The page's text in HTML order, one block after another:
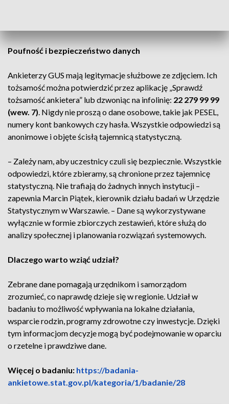
Poufność i bezpieczeństwo danych
Ankieterzy GUS mają legitymacje służbowe ze zdjęciem. Ich
tożsamość można potwierdzić przez aplikację „Sprawdź
tożsamość ankietera” lub dzwoniąc na infolinię: 22 279 99 99
(wew. 7). Nigdy nie proszą o dane osobowe, takie jak PESEL,
numery kont bankowych czy hasła. Wszystkie odpowiedzi są
anonimowe i objęte ścisłą tajemnicą statystyczną.
– Zależy nam, aby uczestnicy czuli się bezpiecznie. Wszystkie
odpowiedzi, które zbieramy, są chronione przez tajemnicę
statystyczną. Nie trafiają do żadnych innych instytucji –
zapewnia Marcin Piątek, kierownik działu badań w Urzędzie
Statystycznym w Warszawie. – Dane są wykorzystywane
wyłącznie w formie zbiorczych zestawień, które służą do
analizy społecznej i planowania rozwiązań systemowych.
Dlaczego warto wziąć udział?
Zebrane dane pomagają urzędnikom i samorządom
zrozumieć, co naprawdę dzieje się w regionie. Udział w
badaniu to możliwość wpływania na lokalne działania,
wsparcie rodzin, programy zdrowotne czy inwestycje. Dzięki
tym informacjom decyzje mogą być podejmowanie w oparciu
o rzetelne i prawdziwe dane.
Więcej o badaniu: https://badania-
ankietowe.stat.gov.pl/kategoria/1/badanie/28